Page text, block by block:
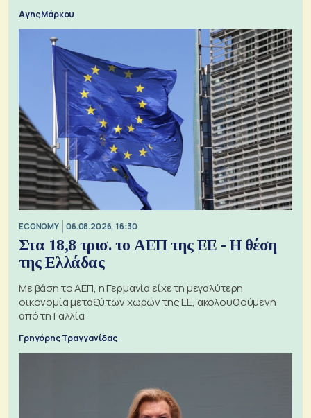
Αγης Μάρκου
ECONOMY 06.08.2026, 16:30
Στα 18,8 τρισ. το ΑΕΠ της ΕΕ - Η θέση
της Ελλάδας
Με βάση το ΑΕΠ, η Γερμανία είχε τη μεγαλύτερη
οικονομία μεταξύ των χωρών της ΕΕ, ακολουθούμενη
από τη Γαλλία
Γρηγόρης Τραγγανίδας